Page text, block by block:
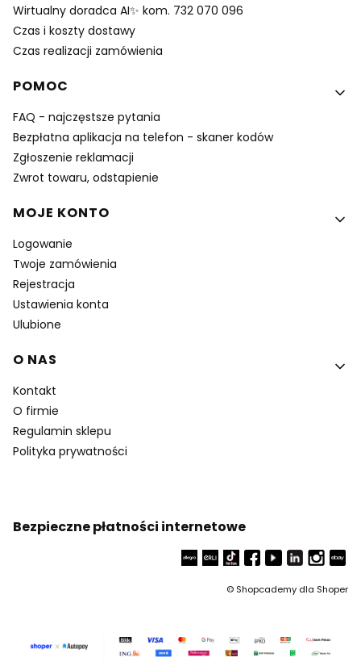
Wirtualny doradca AI✨ kom. 732 070 096
Czas i koszty dostawy
Czas realizacji zamówienia
POMOC
FAQ - najczęstsze pytania
Bezpłatna aplikacja na telefon - skaner kodów
Zgłoszenie reklamacji
Zwrot towaru, odstapienie
MOJE KONTO
Logowanie
Twoje zamówienia
Rejestracja
Ustawienia konta
Ulubione
O NAS
Kontakt
O firmie
Regulamin sklepu
Polityka prywatności
Bezpieczne płatności internetowe
© Shopcademy dla Shoper